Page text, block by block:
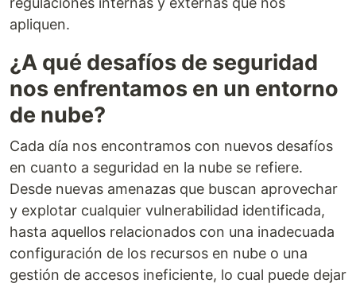
apliquen.
¿A qué desafíos de seguridad
nos enfrentamos en un entorno
de nube?
Cada día nos encontramos con nuevos desafíos
en cuanto a seguridad en la nube se refiere.
Desde nuevas amenazas que buscan aprovechar
y explotar cualquier vulnerabilidad identificada,
hasta aquellos relacionados con una inadecuada
configuración de los recursos en nube o una
gestión de accesos ineficiente, lo cual puede dejar